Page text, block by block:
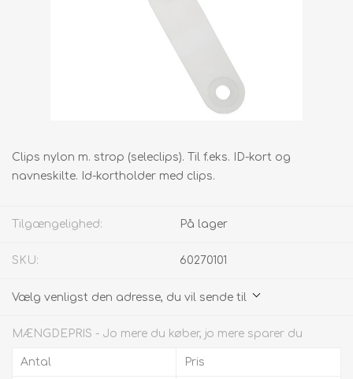
Clips nylon m. strop (seleclips). Til f.eks. ID-kort og
navneskilte. Id-kortholder med clips.
Tilgængelighed: På lager
SKU: 60270101
Vælg venligst den adresse, du vil sende til
MÆNGDEPRIS - Jo mere du køber, jo mere sparer du
Antal Pris